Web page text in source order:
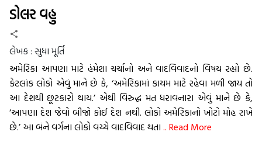
ડોલર વહુ
લેખક : સુધા મૂર્તિ
અમેરિકા આપણા માટે હંમેશા ચર્ચાનો અને વાદવિવાદનો વિષય રહ્યો છે.
કેટલાંક લોકો એવું માને છે કે, ‘અમેરિકામાં કાયમ માટે રહેવા મળી જાય તો
આ દેશથી છૂટકારો થાય.’ એથી વિરુદ્ધ મત ધરાવનારા એવું માને છે કે,
‘આપણા દેશ જેવો બીજો કોઈ દેશ નથી. લોકો અમેરિકાનો ખોટો મોહ રાખે
છે.’ આ બંને વર્ગના લોકો વચ્ચે વાદવિવાદ થતા .. Read More